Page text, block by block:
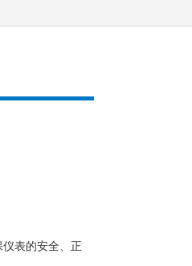
表的安全、正